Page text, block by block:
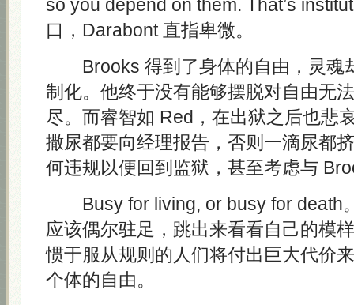
so you depend on them. That’s
口，Darabont 直指卑微。
Brooks 得到了身体的自由，灵魂
制化。他终于没有能够摆脱对自由无
尽。而睿智如 Red，在出狱之后也悲
撒尿都要向经理报告，否则一滴尿都
何违规以便回到监狱，甚至考虑与
Busy for living, or busy for death
应该偶尔驻足，跳出来看看自己的模
惯于服从规则的人们将付出巨大代价
个体的自由。